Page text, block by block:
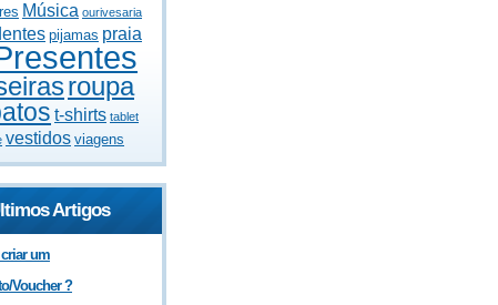
Música ourivesaria
pijamas praia
roupa
t-shirts tablet
vestidos viagens
Artigos
um
Voucher ?